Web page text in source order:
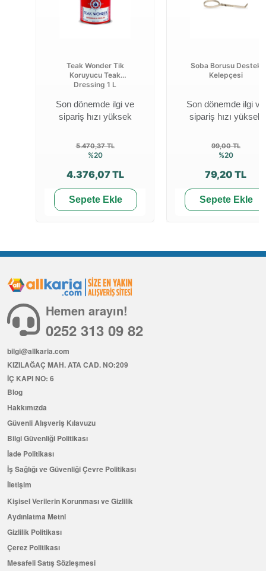
Teak Wonder Tik
Koruyucu Teak
Dressing 1 L
Son dönemde ilgi ve
sipariş hızı yüksek
5.470,37 TL
%20
4.376,07 TL
Sepete Ekle
Soba Borusu Destek
Kelepçesi
Son dönemde ilgi ve
sipariş hızı yüksek
99,00 TL
%20
79,20 TL
Sepete Ekle
Hemen arayın!
0252 313 09 82
bilgi@allkaria.com
KIZILAĞAÇ MAH. ATA CAD. NO:209
İÇ KAPI NO: 6
Blog
Hakkımızda
Güvenli Alışveriş Kılavuzu
Bilgi Güvenliği Politikası
İade Politikası
İş Sağlığı ve Güvenliği Çevre Politikası
İletişim
Kişisel Verilerin Korunması ve Gizlilik
Aydınlatma Metni
Gizlilik Politikası
Çerez Politikası
Mesafeli Satış Sözleşmesi